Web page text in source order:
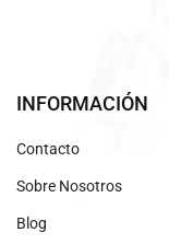
INFORMACIÓN
Contacto
Sobre Nosotros
Blog